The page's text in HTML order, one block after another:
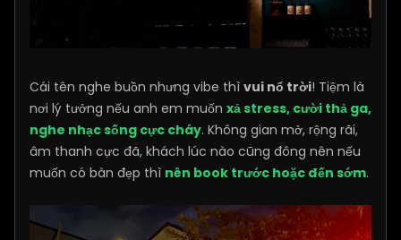
Cái tên nghe buồn nhưng vibe thì vui nổ trời! Tiệm là
nơi lý tưởng nếu anh em muốn xả stress, cười thả ga,
nghe nhạc sống cực cháy. Không gian mở, rộng rãi,
âm thanh cực đã, khách lúc nào cũng đông nên nếu
muốn có bàn đẹp thì nên book trước hoặc đến sớm.